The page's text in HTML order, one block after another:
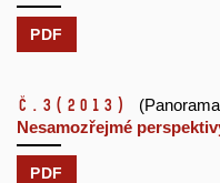
PDF
č.3 (2013)
Nesamozřejmé
PDF